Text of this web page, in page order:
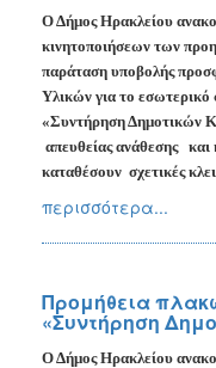
Ο Δήμος Ηρακλείου
κινητοποιήσεων των
παράταση υποβολής
Υλικών για το
«Συντήρηση Δημοτικών
απευθείας ανάθεσης και
καταθέσουν σχετικές
περισσότερα...
Προμήθεια
«Συντήρηση
Ο Δήμος Ηρακλείου